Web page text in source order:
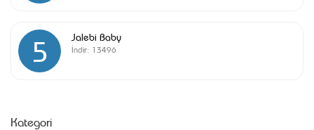
5 Jalebi Baby
İndir: 13496
Kategori